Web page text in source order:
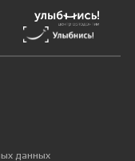
данных